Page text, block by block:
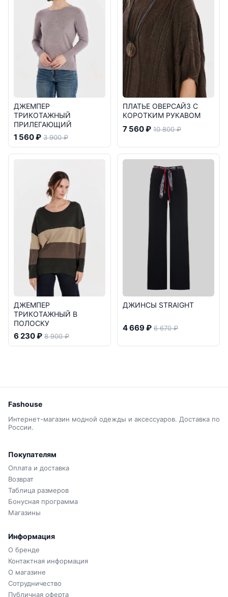
ДЖЕМПЕР
ТРИКОТАЖНЫЙ
ПРИЛЕГАЮЩИЙ
1 560 ₽ 3 900 ₽
ПЛАТЬЕ ОВЕРСАЙЗ С
КОРОТКИМ РУКАВОМ
7 560 ₽ 10 800 ₽
ДЖЕМПЕР
ТРИКОТАЖНЫЙ В
ПОЛОСКУ
6 230 ₽ 8 900 ₽
ДЖИНСЫ STRAIGHT
4 669 ₽ 6 670 ₽
Fashouse
Интернет-магазин модной одежды и аксессуаров. Доставка по
России.
Покупателям
Оплата и доставка
Возврат
Таблица размеров
Бонусная программа
Магазины
Информация
О бренде
Контактная информация
О магазине
Сотрудничество
Публичная оферта